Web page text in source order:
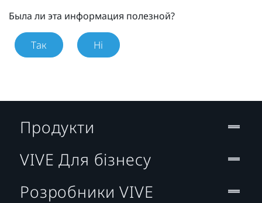
Была ли эта информация полезной?
Так Ні
Продукти
VIVE Для бізнесу
Розробники VIVE